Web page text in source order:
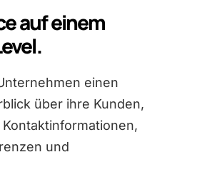
auf einem
einen
über ihre Kunden,
und